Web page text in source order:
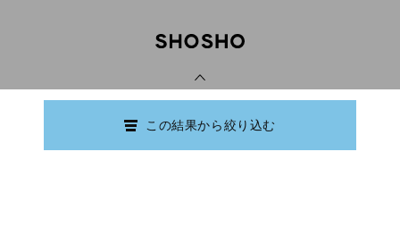
この結果から絞り込む
Copyright © Ishikawa Prefectural Library.